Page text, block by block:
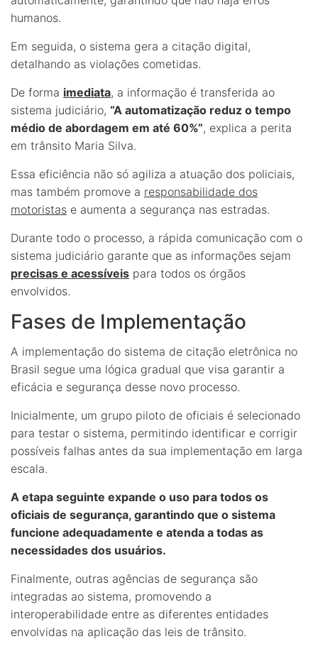
humanos.
Em seguida, o sistema gera a citação digital,
detalhando as violações cometidas.
De forma imediata, a informação é transferida ao
sistema judiciário, “A automatização reduz o tempo
médio de abordagem em até 60%”, explica a perita
em trânsito Maria Silva.
Essa eficiência não só agiliza a atuação dos policiais,
mas também promove a responsabilidade dos
motoristas e aumenta a segurança nas estradas.
Durante todo o processo, a rápida comunicação com o
sistema judiciário garante que as informações sejam
precisas e acessíveis para todos os órgãos
envolvidos.
Fases de Implementação
A implementação do sistema de citação eletrônica no
Brasil segue uma lógica gradual que visa garantir a
eficácia e segurança desse novo processo.
Inicialmente, um grupo piloto de oficiais é selecionado
para testar o sistema, permitindo identificar e corrigir
possíveis falhas antes da sua implementação em larga
escala.
A etapa seguinte expande o uso para todos os
oficiais de segurança, garantindo que o sistema
funcione adequadamente e atenda a todas as
necessidades dos usuários.
Finalmente, outras agências de segurança são
integradas ao sistema, promovendo a
interoperabilidade entre as diferentes entidades
envolvidas na aplicação das leis de trânsito.